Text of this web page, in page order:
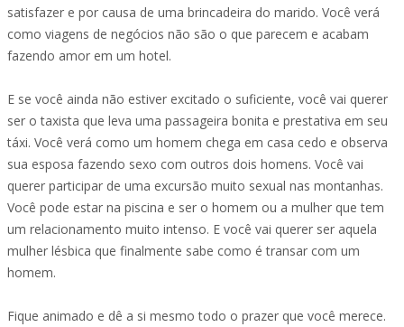
satisfazer e por causa de uma brincadeira do marido. Você verá
como viagens de negócios não são o que parecem e acabam
fazendo amor em um hotel.
E se você ainda não estiver excitado o suficiente, você vai querer
ser o taxista que leva uma passageira bonita e prestativa em seu
táxi. Você verá como um homem chega em casa cedo e observa
sua esposa fazendo sexo com outros dois homens. Você vai
querer participar de uma excursão muito sexual nas montanhas.
Você pode estar na piscina e ser o homem ou a mulher que tem
um relacionamento muito intenso. E você vai querer ser aquela
mulher lésbica que finalmente sabe como é transar com um
homem.
Fique animado e dê a si mesmo todo o prazer que você merece.